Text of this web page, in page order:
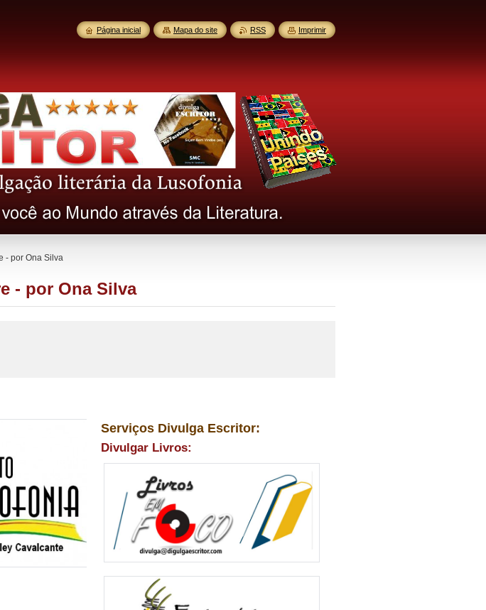
- por Ona Silva
- por Ona Silva
Serviços Divulga Escritor:
Divulgar Livros:
Página inicial Mapa do site RSS Imprimir